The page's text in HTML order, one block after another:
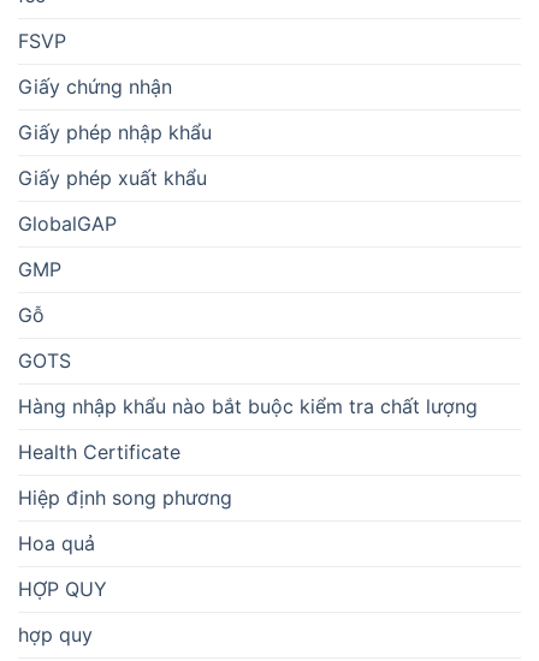
FSVP
Giấy chứng nhận
Giấy phép nhập khẩu
Giấy phép xuất khẩu
GlobalGAP
GMP
Gỗ
GOTS
Hàng nhập khẩu nào bắt buộc kiểm tra chất lượng
Health Certificate
Hiệp định song phương
Hoa quả
HỢP QUY
hợp quy